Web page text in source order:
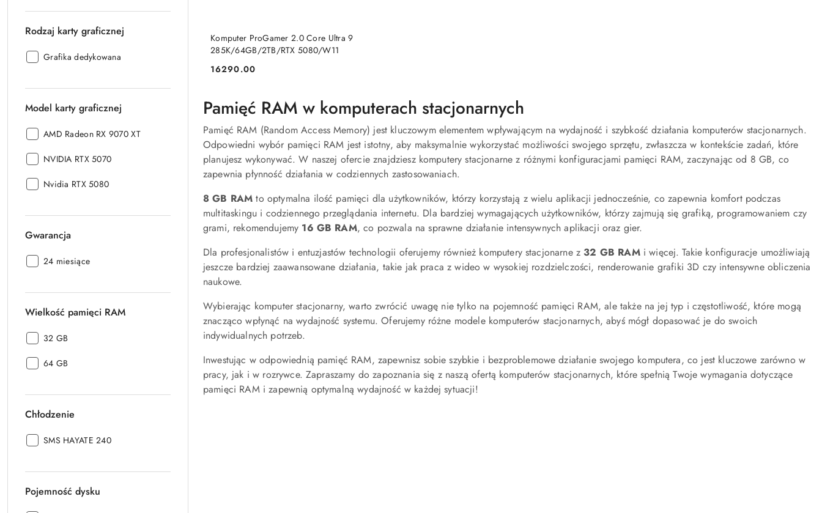
Rodzaj karty graficznej
Rodzaj
Grafika dedykowana
Model karty graficznej
Model
graficznej:
AMD Radeon RX 9070 XT
Model
graficznej:
NVIDIA RTX 5070
Model
Nvidia RTX 5080
Gwarancja
Gwarancja:
24 miesiące
Wielkość pamięci RAM
Wielkość
RAM:
32 GB
Wielkość
64 GB
Chłodzenie
Chłodzenie:
SMS HAYATE 240
Pojemność dysku
Komputer ProGamer 2.0 Core Ultra 9
285K/64GB/2TB/RTX 5080/W11
Cena:
16290.00
DO KOSZYKA
Pamięć RAM w komputerach stacjonarnych
Pamięć RAM (Random Access Memory) jest kluczowym elementem wpływającym na wydajność i szybkość działania komputerów stacjonarnych.
Odpowiedni wybór pamięci RAM jest istotny, aby maksymalnie wykorzystać możliwości swojego sprzętu, zwłaszcza w kontekście zadań, które
planujesz wykonywać. W naszej ofercie znajdziesz komputery stacjonarne z różnymi konfiguracjami pamięci RAM, zaczynając od 8 GB, co
zapewnia płynność działania w codziennych zastosowaniach.
8 GB RAM to optymalna ilość pamięci dla użytkowników, którzy korzystają z wielu aplikacji jednocześnie, co zapewnia komfort podczas
multitaskingu i codziennego przeglądania internetu. Dla bardziej wymagających użytkowników, którzy zajmują się grafiką, programowaniem czy
grami, rekomendujemy 16 GB RAM, co pozwala na sprawne działanie intensywnych aplikacji oraz gier.
Dla profesjonalistów i entuzjastów technologii oferujemy również komputery stacjonarne z 32 GB RAMi więcej. Takie konfiguracje umożliwiają
jeszcze bardziej zaawansowane działania, takie jak praca z wideo w wysokiej rozdzielczości, renderowanie grafiki 3D czy intensywne obliczenia
naukowe.
Wybierając komputer stacjonarny, warto zwrócić uwagę nie tylko na pojemność pamięci RAM, ale także na jej typ i częstotliwość, które mogą
znacząco wpłynąć na wydajność systemu. Oferujemy różne modele komputerów stacjonarnych, abyś mógł dopasować je do swoich
indywidualnych potrzeb.
Inwestując w odpowiednią pamięć RAM, zapewnisz sobie szybkie i bezproblemowe działanie swojego komputera, co jest kluczowe zarówno w
pracy, jak i w rozrywce. Zapraszamy do zapoznania się z naszą ofertą komputerów stacjonarnych, które spełnią Twoje wymagania dotyczące
pamięci RAM i zapewnią optymalną wydajność w każdej sytuacji!